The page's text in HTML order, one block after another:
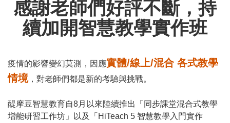
感謝老師們好評不斷，持
續加開智慧教學實作班
疫情的影響變幻莫測，因應實體/線上/混合 各式教學
情境，對老師們都是新的考驗與挑戰。
醍摩豆智慧教育自8月以來陸續推出「同步課堂混合式教學
增能研習工作坊」以及「HiTeach 5 智慧教學入門實作